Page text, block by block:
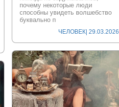
почему некоторые люди
способны увидеть волшебство
буквально п
ЧЕЛОВЕК| 29.03.2026